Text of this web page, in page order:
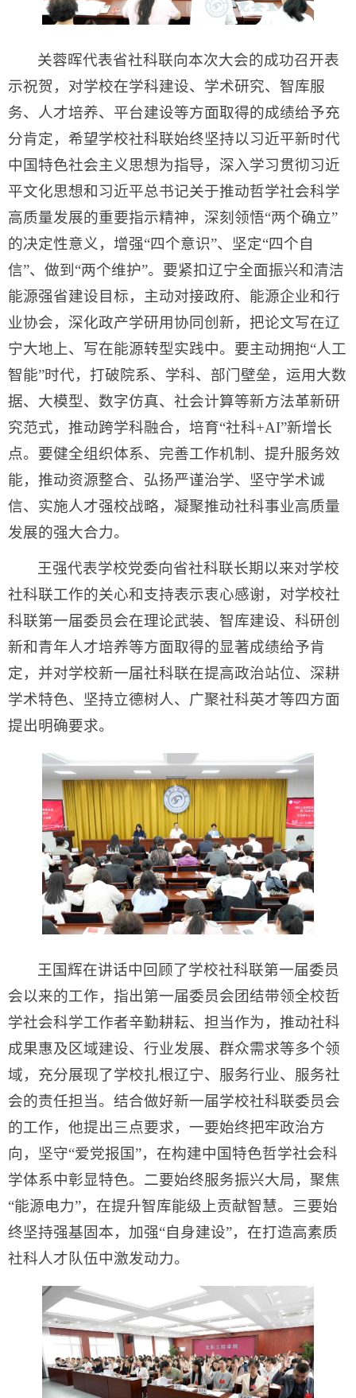
关蓉晖代表省社科联向本次大会的成功召开表
示祝贺，对学校在学科建设、学术研究、智库服
务、人才培养、平台建设等方面取得的成绩给予充
分肯定，希望学校社科联始终坚持以习近平新时代
中国特色社会主义思想为指导，深入学习贯彻习近
平文化思想和习近平总书记关于推动哲学社会科学
高质量发展的重要指示精神，深刻领悟“两个确立”
的决定性意义，增强“四个意识”、坚定“四个自
信”、做到“两个维护”。要紧扣辽宁全面振兴和清洁
能源强省建设目标，主动对接政府、能源企业和行
业协会，深化政产学研用协同创新，把论文写在辽
宁大地上、写在能源转型实践中。要主动拥抱“人工
智能”时代，打破院系、学科、部门壁垒，运用大数
据、大模型、数字仿真、社会计算等新方法革新研
究范式，推动跨学科融合，培育“社科+AI”新增长
点。要健全组织体系、完善工作机制、提升服务效
能，推动资源整合、弘扬严谨治学、坚守学术诚
信、实施人才强校战略，凝聚推动社科事业高质量
发展的强大合力。
王强代表学校党委向省社科联长期以来对学校
社科联工作的关心和支持表示衷心感谢，对学校社
科联第一届委员会在理论武装、智库建设、科研创
新和青年人才培养等方面取得的显著成绩给予肯
定，并对学校新一届社科联在提高政治站位、深耕
学术特色、坚持立德树人、广聚社科英才等四方面
提出明确要求。
王国辉在讲话中回顾了学校社科联第一届委员
会以来的工作，指出第一届委员会团结带领全校哲
学社会科学工作者辛勤耕耘、担当作为，推动社科
成果惠及区域建设、行业发展、群众需求等多个领
域，充分展现了学校扎根辽宁、服务行业、服务社
会的责任担当。结合做好新一届学校社科联委员会
的工作，他提出三点要求，一要始终把牢政治方
向，坚守“爱党报国”，在构建中国特色哲学社会科
学体系中彰显特色。二要始终服务振兴大局，聚焦
“能源电力”，在提升智库能级上贡献智慧。三要始
终坚持强基固本，加强“自身建设”，在打造高素质
社科人才队伍中激发动力。